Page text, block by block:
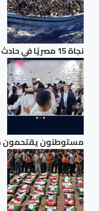
نجاة 15 مصريًا في حادث غرق مركب قبالة طبرق الليبية
مستوطنون يقتحمون